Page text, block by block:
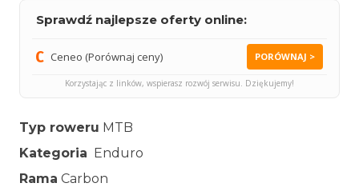
Sprawdź najlepsze oferty online:
Ceneo (Porównaj ceny) PORÓWNAJ >
Korzystając z linków, wspierasz rozwój serwisu. Dziękujemy!
Typ roweru MTB
Kategoria Enduro
Rama Carbon